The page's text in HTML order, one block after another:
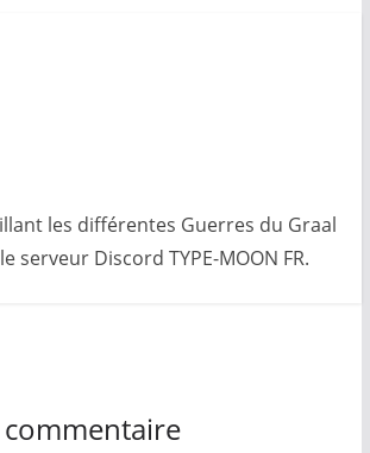
les différentes Guerres du Graal
serveur Discord TYPE-MOON FR.
commentaire